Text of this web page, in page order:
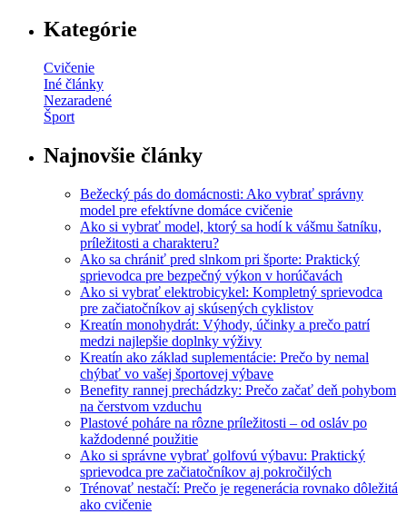
Kategórie
Cvičenie
Iné články
Nezaradené
Šport
Najnovšie články
Bežecký pás do domácnosti: Ako vybrať správny
model pre efektívne domáce cvičenie
Ako si vybrať model, ktorý sa hodí k vášmu šatníku,
príležitosti a charakteru?
Ako sa chrániť pred slnkom pri športe: Praktický
sprievodca pre bezpečný výkon v horúčavách
Ako si vybrať elektrobicykel: Kompletný sprievodca
pre začiatočníkov aj skúsených cyklistov
Kreatín monohydrát: Výhody, účinky a prečo patrí
medzi najlepšie doplnky výživy
Kreatín ako základ suplementácie: Prečo by nemal
chýbať vo vašej športovej výbave
Benefity rannej prechádzky: Prečo začať deň pohybom
na čerstvom vzduchu
Plastové poháre na rôzne príležitosti – od osláv po
každodenné použitie
Ako si správne vybrať golfovú výbavu: Praktický
sprievodca pre začiatočníkov aj pokročilých
Trénovať nestačí: Prečo je regenerácia rovnako dôležitá
ako cvičenie